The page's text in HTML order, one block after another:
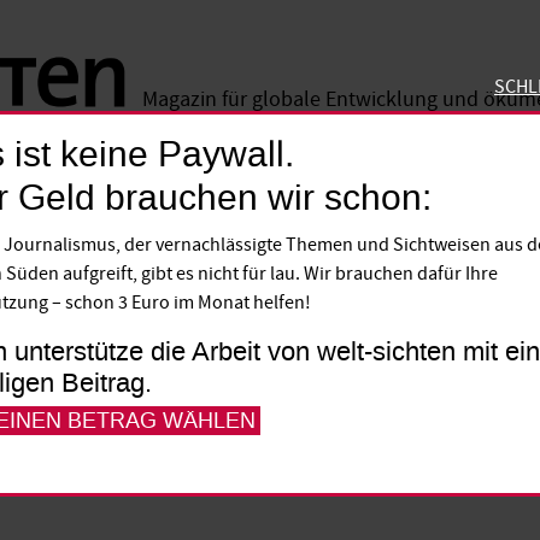
Magazin für globale Entwicklung und
gefallen
in Afrika sind auf die Billigung der
angewiesen. Deshalb buhlen viele
die Verständigung untereinander zu
– wie bei den
Verhandlungen über Darfur im Sudan.
ist keine Paywall.
Geld brauchen wir schon:
Journalismus, der vernachlässigte Themen und Sichtweisen aus
Süden aufgreift, gibt es nicht für lau. Wir brauchen dafür Ihre
– schon 3 Euro im Monat helfen!
unterstütze die Arbeit von welt-sichten mit
Beitrag.
BETRAG WÄHLEN